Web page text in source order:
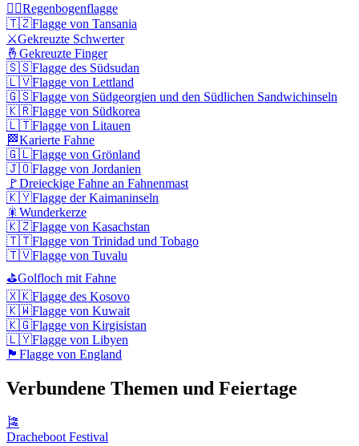
🏳️‍🌈Regenbogenflagge
🇹🇿Flagge von Tansania
⚔️Gekreuzte Schwerter
🤞 Gekreuzte Finger
🇸🇸Flagge des Südsudan
🇱🇻Flagge von Lettland
🇬🇸Flagge von Südgeorgien und den Südlichen Sandwichinseln
🇰🇷Flagge von Südkorea
🇱🇹Flagge von Litauen
🏁Karierte Fahne
🇬🇱Flagge von Grönland
🇯🇴Flagge von Jordanien
🚩Dreieckige Fahne an Fahnenmast
🇰🇾Flagge der Kaimaninseln
🎇 Wunderkerze
🇰🇿Flagge von Kasachstan
🇹🇹Flagge von Trinidad und Tobago
🇹🇻Flagge von Tuvalu
⛳Golfloch mit Fahne
🇽🇰Flagge des Kosovo
🇰🇼Flagge von Kuwait
🇰🇬Flagge von Kirgisistan
🇱🇾Flagge von Libyen
🏴󠁧󠁢󠁥󠁮󠁧󠁿 Flagge von England
Verbundene Themen und Feiertage
🎏
Dracheboot Festival